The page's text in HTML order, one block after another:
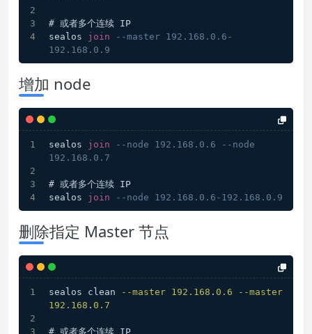
# 或者多个连续 IP
sealos join
--master 192.168.0.6-
192.168.0.9
增加 node
sealos join
--node 192.168.0.6 --node
192.168.0.7
# 或者多个连续 IP
sealos join --node 192.168.0.6-192.168.0.9
删除指定 Master 节点
sealos clean --master 192.168 . 0.6
--master
192.168 . 0.7
# 或者多个连续 IP